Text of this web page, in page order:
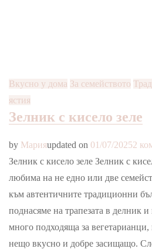
Вкусно у дома За семейството
ястия
Зелник с кисело зеле
by Марияupdated on 01/07/20252
Зелник с кисело зеле Зелник с
любима на не едно или две
към автентичните традиционни
поднасяме на трапезата в делник
много подходяща за
нещо вкусно и добре засищащо.